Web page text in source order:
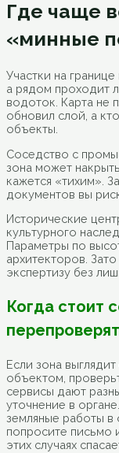
Где чаще
«минные
Участки на
а рядом проходит
водоток. Карта не
обновил слой, а
объекты.
Соседство с
зона может
кажется «тихим».
документов вы
Исторические
культурного
Параметры по
архитекторов.
экспертизу без
Когда стоит
Если зона
объектом,
сервисы дают
уточнение в
земляные работы в
попросите письмо
этих случаях